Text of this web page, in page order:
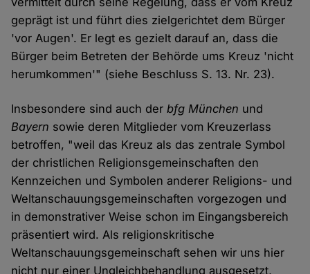
geprägt ist und führt dies zielgerichtet dem Bürger
'vor Augen'. Er legt es gezielt darauf an, dass die
Bürger beim Betreten der Behörde ums Kreuz 'nicht
herumkommen'" (siehe Beschluss S. 13. Nr. 23).
Insbesondere sind auch derbfg München und
Bayern sowie deren Mitglieder vom Kreuzerlass
betroffen, "weil das Kreuz als das zentrale Symbol
der christlichen Religionsgemeinschaften den
Kennzeichen und Symbolen anderer Religions- und
Weltanschauungsgemeinschaften vorgezogen und
in demonstrativer Weise schon im Eingangsbereich
präsentiert wird. Als religionskritische
Weltanschauungsgemeinschaft sehen wir uns hier
nicht nur einer Ungleichbehandlung ausgesetzt,